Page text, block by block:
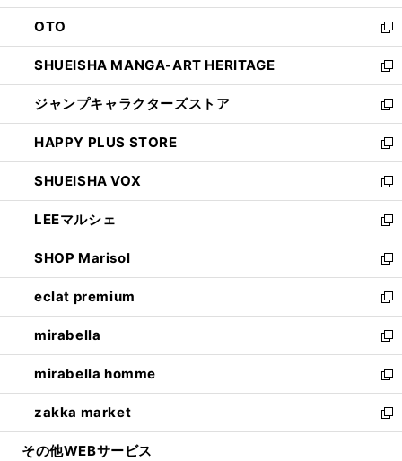
ウ
で
開
く
ン
ド
ウ
で
開
く
OTO
新
し
い
ウ
ィ
ン
ド
ウ
で
開
く
SHUEISHA MANGA-ART HERITAGE
新
し
い
ウ
ィ
ン
ド
ウ
で
開
く
ジャンプキャラクターズストア
新
し
い
ウ
ィ
ン
ド
ウ
で
開
く
HAPPY PLUS STORE
新
し
い
ウ
ィ
ン
ド
ウ
で
開
く
SHUEISHA VOX
新
し
い
ウ
ィ
ン
ド
ウ
で
開
く
LEEマルシェ
新
し
い
ウ
ィ
ン
ド
ウ
で
開
く
SHOP Marisol
新
し
い
ウ
ィ
ン
ド
ウ
で
開
eclat premium
新
し
い
ウ
ィ
ン
ド
ウ
mirabella
新
し
い
ウ
ィ
ン
mirabella homme
新
し
い
ウ
zakka market
新
し
その他WEBサービス